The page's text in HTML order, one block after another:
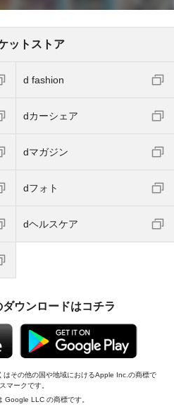
ットストア
d fashion
dカーシェア
dマガジン
dフォト
dヘルスケア
ウンロードはコチラ
その他の国や地域におけるApple Inc.の商標で
マークです。
LLC の商標です。